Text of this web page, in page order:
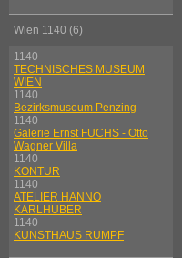
Wien 1140 (6)
1140
TECHNISCHES MUSEUM
WIEN
1140
Bezirksmuseum Penzing
1140
Galerie Ernst FUCHS - Otto
Wagner Villa
1140
KONTUR
1140
ATELIER HANNO
KARLHUBER
1140
KUNSTHAUS RUMPF